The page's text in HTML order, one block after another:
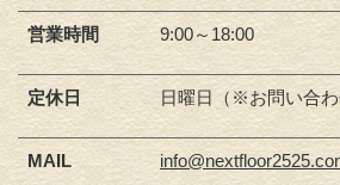
営業時間 9:00～18:00
定休日 日曜日（※お問い合
MAIL